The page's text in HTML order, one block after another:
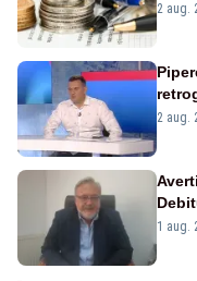
2 aug.
2 aug.
1 aug.